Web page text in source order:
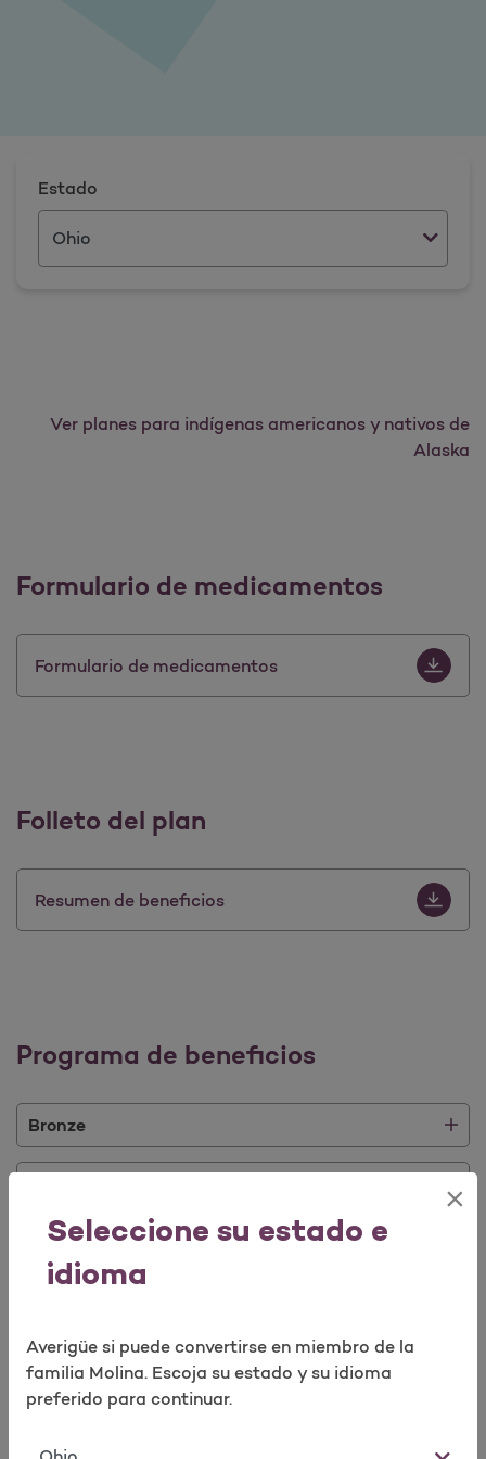
Seleccione su estado e
idioma
×
Averigüe si puede convertirse en miembro de la
familia Molina. Escoja su estado y su idioma
preferido para continuar.
Estado
Estado
Ver planes para indígenas americanos y nativos de
Alaska
Formulario de medicamentos
Formulario de medicamentos
Folleto del plan
Resumen de beneficios
Programa de beneficios
Bronze
Gold
Contrato